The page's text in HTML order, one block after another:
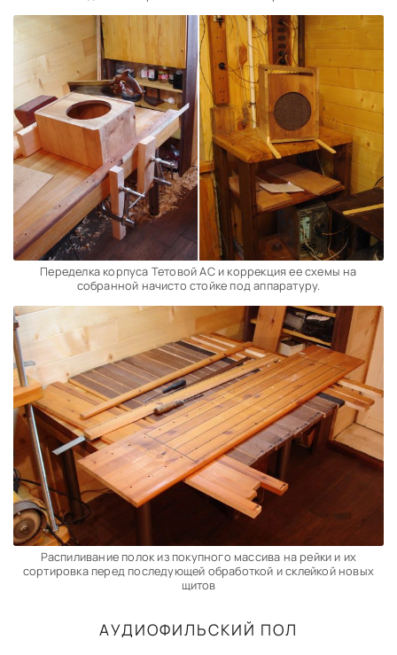
Переделка корпуса Тетовой АС и коррекция ее схемы на
собранной начисто стойке под аппаратуру.
Распиливание полок из покупного массива на рейки и их
сортировка перед последующей обработкой и склейкой новых
щитов
АУДИОФИЛЬСКИЙ ПОЛ